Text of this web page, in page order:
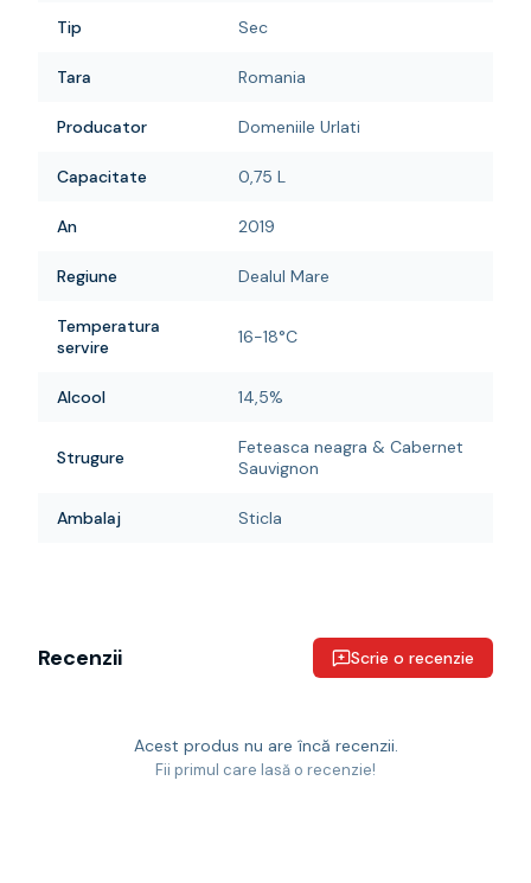
Tip Sec
Tara Romania
Producator Domeniile Urlati
Capacitate 0,75 L
An 2019
Regiune Dealul Mare
Temperatura
servire
16-18°C
Alcool 14,5%
Strugure
Feteasca neagra & Cabernet
Sauvignon
Ambalaj Sticla
Recenzii Scrie o recenzie
Acest produs nu are încă recenzii.
Fii primul care lasă o recenzie!